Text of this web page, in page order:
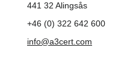
441 32 Alingsås
+46 (0) 322 642 600
info@a3cert.com